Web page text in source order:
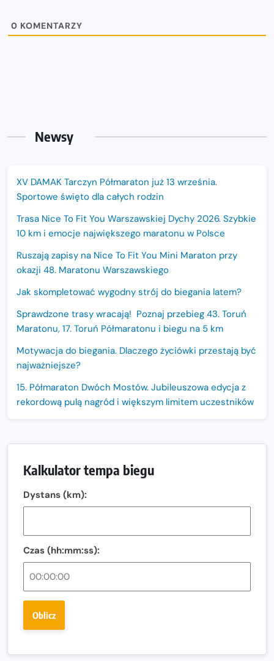
0 KOMENTARZY
Newsy
XV DAMAK Tarczyn Półmaraton już 13 września.
Sportowe święto dla całych rodzin
Trasa Nice To Fit You Warszawskiej Dychy 2026. Szybkie
10 km i emocje największego maratonu w Polsce
Ruszają zapisy na Nice To Fit You Mini Maraton przy
okazji 48. Maratonu Warszawskiego
Jak skompletować wygodny strój do biegania latem?
Sprawdzone trasy wracają! Poznaj przebieg 43. Toruń
Maratonu, 17. Toruń Półmaratonu i biegu na 5 km
Motywacja do biegania. Dlaczego życiówki przestają być
najważniejsze?
15. Półmaraton Dwóch Mostów. Jubileuszowa edycja z
rekordową pulą nagród i większym limitem uczestników
Oficjalna koszulka LOTTO 25. Poznań Maratonu!
Amazfit Balance 3: Kompleksowe narzędzie dla biegacza
Regeneracja w bieganiu. Co warto o niej wiedzieć?
Ostatnie wolne miejsca na jubileuszowy Bieg
Fabrykanta. Organizatorzy odkrywają trasę dzień po
wybiera wyzwanie trzech największych maratonów w
Kalkulator tempa biegu
Dystans (km):
Czas (hh:mm:ss):
Oblicz